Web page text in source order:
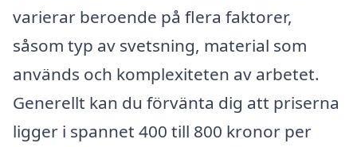
varierar beroende på flera faktorer,
såsom typ av svetsning, material som
används och komplexiteten av arbetet.
Generellt kan du förvänta dig att priserna
ligger i spannet 400 till 800 kronor per